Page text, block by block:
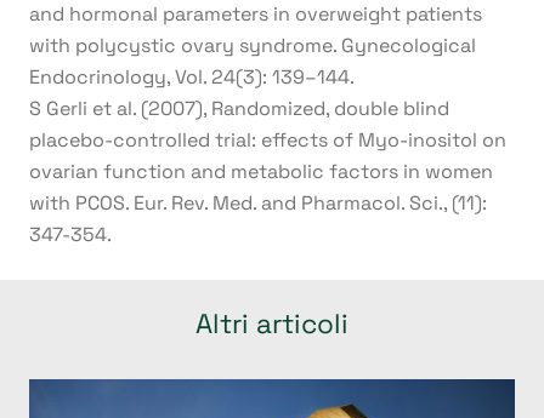
and hormonal parameters in overweight patients
with polycystic ovary syndrome. Gynecological
Endocrinology, Vol. 24(3): 139–144.
S Gerli et al. (2007), Randomized, double blind
placebo-controlled trial: effects of Myo-inositol on
ovarian function and metabolic factors in women
with PCOS. Eur. Rev. Med. and Pharmacol. Sci., (11):
347-354.
Altri articoli